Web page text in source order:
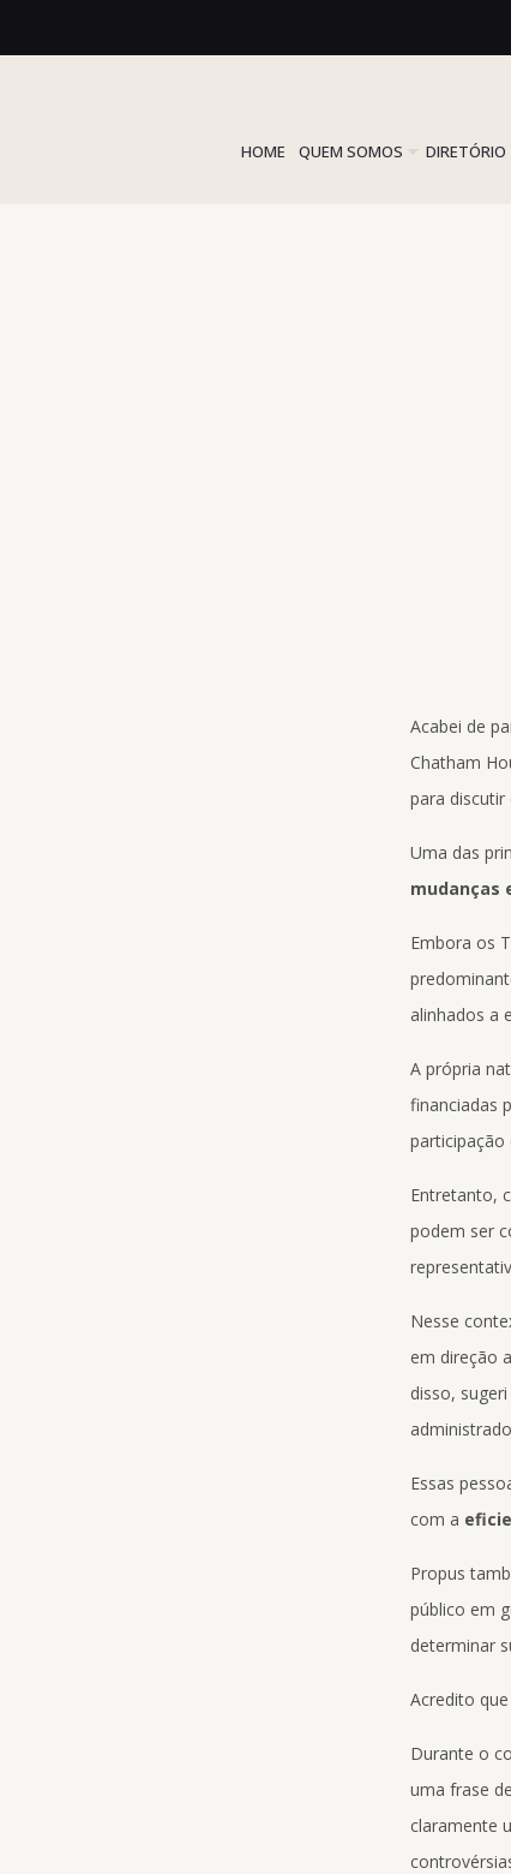
HOME QUEM SOMOS
Acabei de
Chatham
para
Uma das
mudanças
Embora os
alinhados a
A própria
financiadas
participação
Entretanto,
podem ser
Nesse
em direção
disso,
Essas
com a
Propus
público em
determinar
Acredito
Durante o
uma frase
claramente